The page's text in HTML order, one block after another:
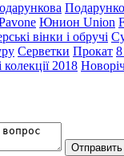
Юнион Union
вінки і обручі
Серветки Прокат
2018